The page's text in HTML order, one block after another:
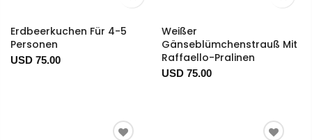
Erdbeerkuchen Für 4-5
Personen
USD 75.00
Weißer
Gänseblümchenstrauß Mit
Raffaello-Pralinen
USD 75.00